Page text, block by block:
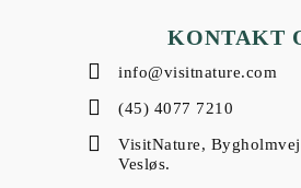
KONTAKT
info@visitnature.com
(45) 4077 7210
VisitNature,
Vesløs.